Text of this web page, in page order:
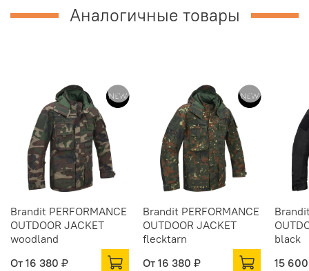
Аналогичные товары
Brandit PERFORMANCE
OUTDOOR JACKET
woodland
От 16 380 ₽
Brandit PERFORMANCE
OUTDOOR JACKET
flecktarn
От 16 380 ₽
black
15